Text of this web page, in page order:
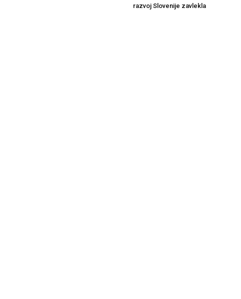
razvoj Slovenije zavlekla